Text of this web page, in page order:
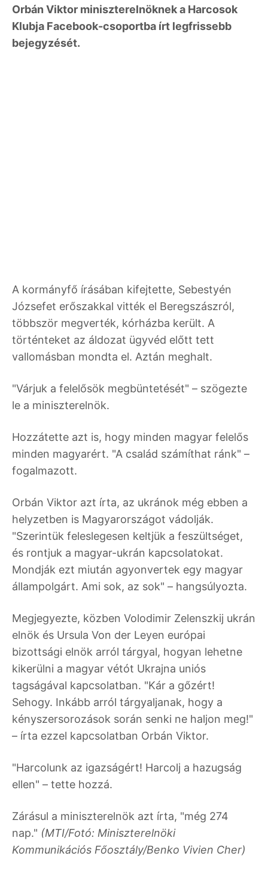
Orbán Viktor miniszterelnöknek a Harcosok
Klubja Facebook-csoportba írt legfrissebb
bejegyzését.
A kormányfő írásában kifejtette, Sebestyén
Józsefet erőszakkal vitték el Beregszászról,
többször megverték, kórházba került. A
történteket az áldozat ügyvéd előtt tett
vallomásban mondta el. Aztán meghalt.
"Várjuk a felelősök megbüntetését" – szögezte
le a miniszterelnök.
Hozzátette azt is, hogy minden magyar felelős
minden magyarért. "A család számíthat ránk" –
fogalmazott.
Orbán Viktor azt írta, az ukránok még ebben a
helyzetben is Magyarországot vádolják.
"Szerintük feleslegesen keltjük a feszültséget,
és rontjuk a magyar-ukrán kapcsolatokat.
Mondják ezt miután agyonvertek egy magyar
állampolgárt. Ami sok, az sok" – hangsúlyozta.
Megjegyezte, közben Volodimir Zelenszkij ukrán
elnök és Ursula Von der Leyen európai
bizottsági elnök arról tárgyal, hogyan lehetne
kikerülni a magyar vétót Ukrajna uniós
tagságával kapcsolatban. "Kár a gőzért!
Sehogy. Inkább arról tárgyaljanak, hogy a
kényszersorozások során senki ne haljon meg!"
– írta ezzel kapcsolatban Orbán Viktor.
"Harcolunk az igazságért! Harcolj a hazugság
ellen" – tette hozzá.
Zárásul a miniszterelnök azt írta, "még 274
nap." (MTI/Fotó: Miniszterelnöki
Kommunikációs Főosztály/Benko Vivien Cher)